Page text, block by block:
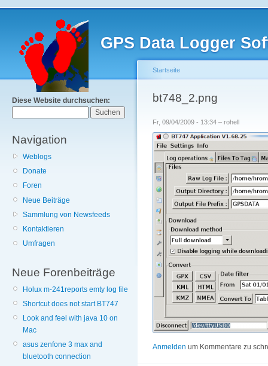
GPS Data Logger
Diese Website durchsuchen:
Navigation
Weblogs
Donate
Foren
Neue Beiträge
Sammlung von Newsfeeds
Kontaktieren
Umfragen
Neue Forenbeiträge
Holux m-241reports emty log file
Shortcut does not start BT747
Look and feel with java 10 on
Mac
asus zenfone 3 max and
bluetooth connection
Startseite
bt748_2.png
Fr, 09/04/2009 - 13:34 – rohell
Anmelden um Kommentare zu